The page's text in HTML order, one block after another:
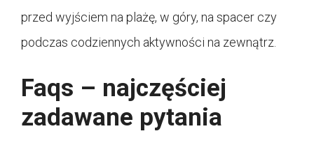
przed wyjściem na plażę, w góry, na spacer czy
podczas codziennych aktywności na zewnątrz.
Faqs – najczęściej
zadawane pytania